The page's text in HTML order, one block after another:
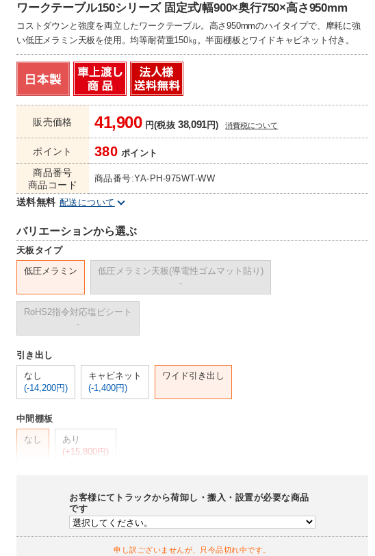
ワークテーブル150シリーズ 固定式/幅900×奥行750×高さ950mm
コストダウンと強度を両立したワークテーブル。高さ950mmのハイタイプで、摩耗に強
い低圧メラミン天板を使用。均等耐荷重150㎏。半面棚板とワイドキャビネット付き。
販売価格 41,900円(税抜38,091円) 消費税について
ポイント 380 ポイント
商品番号
商品コード
商品番号:YA-PH-975WT-WW
送料無料 配送について
バリエーションから選ぶ
天板タイプ
低圧メラミン
低圧メラミン天板(導電性ゴムマット貼り)
-
RoHS2指令対応塩ビシート
-
引き出し
なし
(-14,200円)
キャビネット
(-1,400円)
ワイド引き出し
中間棚板
なし
あり
(+15,800円)
半面棚板
全面棚板
(+4,100円)
お客様にてトラックから荷卸し・搬入・設置が必要な商品
です
申し訳ございませんが、只今品切れ中です。